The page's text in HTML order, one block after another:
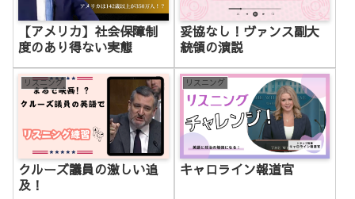
【アメリカ】社会保障制
度のあり得ない実態
妥協なし！ヴァンス副大
統領の演説
リスニング
クルーズ議員の激しい追
及！
リスニング
キャロライン報道官